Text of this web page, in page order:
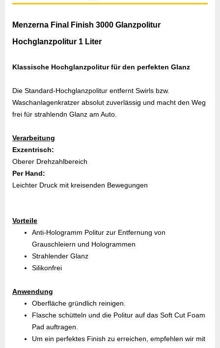
Menzerna Final Finish 3000 Glanzpolitur
Hochglanzpolitur 1 Liter
Klassische Hochglanzpolitur für den perfekten Glanz
Die Standard-Hochglanzpolitur entfernt Swirls bzw.
Waschanlagenkratzer absolut zuverlässig und macht den Weg
frei für strahlendn Glanz am Auto.
Verarbeitung
Exzentrisch:
Oberer Drehzahlbereich
Per Hand:
Leichter Druck mit kreisenden Bewegungen
Vorteile
Anti-Hologramm Politur zur Entfernung von
Grauschleiern und Hologrammen
Strahlender Glanz
Silikonfrei
Anwendung
Oberfläche gründlich reinigen.
Flasche schütteln und die Politur auf das Soft Cut Foam
Pad auftragen.
Um ein perfektes Finish zu erreichen, empfehlen wir mit